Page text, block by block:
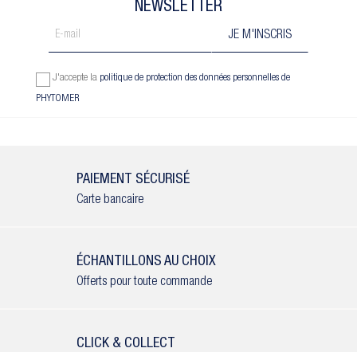
NEWSLETTER
J'accepte la politique de protection des données personnelles de
PHYTOMER
PAIEMENT SÉCURISÉ
Carte bancaire
ÉCHANTILLONS AU CHOIX
Offerts pour toute commande
CLICK & COLLECT